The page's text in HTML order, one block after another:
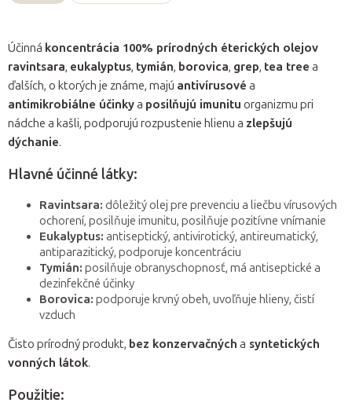
Účinná koncentrácia 100% prírodných éterických olejov
ravintsara, eukalyptus, tymián, borovica, grep, tea tree a
ďalších, o ktorých je známe, majú antivírusové a
antimikrobiálne účinkya posilňujú imunitu organizmu pri
nádche a kašli, podporujú rozpustenie hlienu a zlepšujú
dýchanie.
Hlavné účinné látky:
Ravintsara: dôležitý olej pre prevenciu a liečbu vírusových
ochorení, posilňuje imunitu, posilňuje pozitívne vnímanie
Eukalyptus: antiseptický, antivirotický, antireumatický,
antiparazitický, podporuje koncentráciu
Tymián: posilňuje obranyschopnosť, má antiseptické a
dezinfekčné účinky
Borovica: podporuje krvný obeh, uvoľňuje hlieny, čistí
vzduch
Čisto prírodný produkt, bez konzervačných a syntetických
vonných látok.
Použitie: